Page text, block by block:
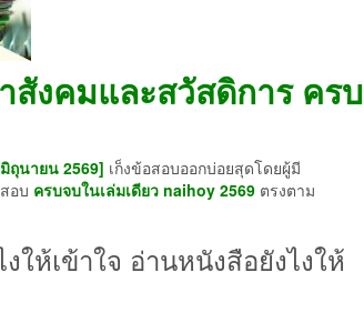
งคมและสวัสดิการ ครบ
ถุนายน 2569] เก็งข้อสอบออกบ่อยสุดโดยผู้มี
อบ ครบจบในเล่มเดียว naihoy 2569 ตรงตาม
ห้เข้าใจ อ่านหนังสือยังไงให้